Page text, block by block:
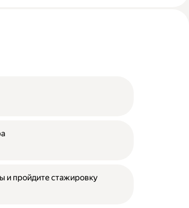
и пройдите стажировку